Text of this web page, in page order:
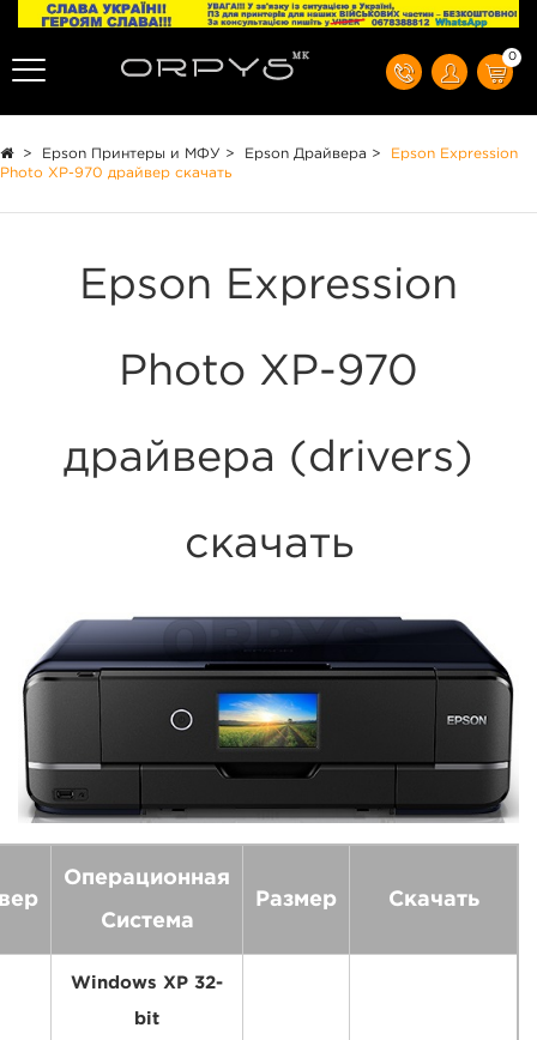
0
> Epson Принтеры и МФУ > Epson Драйвера >
Epson Expression
Photo XP-970 драйвер скачать
Epson Expression
Photo XP-970
драйвера (drivers)
скачать
Операционная
Система
Размер Скачать
Windows XP 32-
bit